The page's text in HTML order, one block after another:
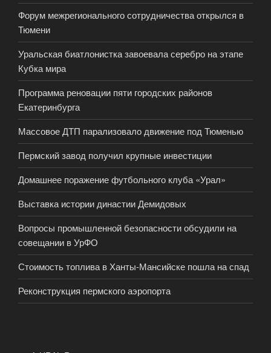
Форум межрегионального сотрудничества открылся в
Тюмени
Уральская биатлонистка завоевала серебро на этапе
Кубка мира
Программа реновации пяти городских районов
Екатеринбурга
Массовое ДТП парализовало движение под Тюменью
Пермский завод получил крупные инвестиции
Домашнее поражение футбольного клуба «Урал»
Выставка истории династии Демидовых
Вопросы промышленной безопасности обсудили на
совещании в УрФО
Стоимость топлива в Ханты-Мансийске пошла на спад
Реконструкция пермского аэропорта